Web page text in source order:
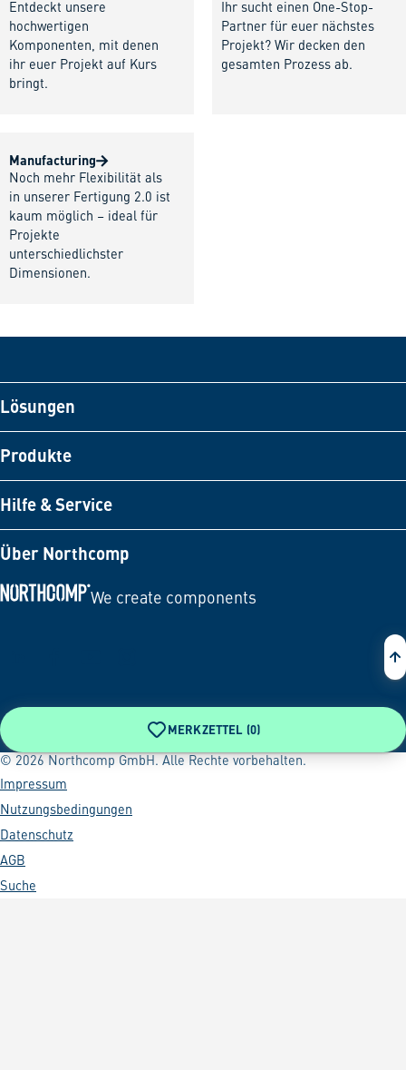
Entdeckt unsere
hochwertigen
Komponenten, mit denen
ihr euer Projekt auf Kurs
bringt.
Ihr sucht einen One-Stop-
Partner für euer nächstes
Projekt? Wir decken den
gesamten Prozess ab.
Manufacturing
Noch mehr Flexibilität als
in unserer Fertigung 2.0 ist
kaum möglich – ideal für
Projekte
unterschiedlichster
Dimensionen.
Lösungen
Produkte
Hilfe & Service
Über Northcomp
We create components
MERKZETTEL (0)
© 2026 Northcomp GmbH. Alle Rechte vorbehalten.
Impressum
Nutzungsbedingungen
Datenschutz
AGB
Suche